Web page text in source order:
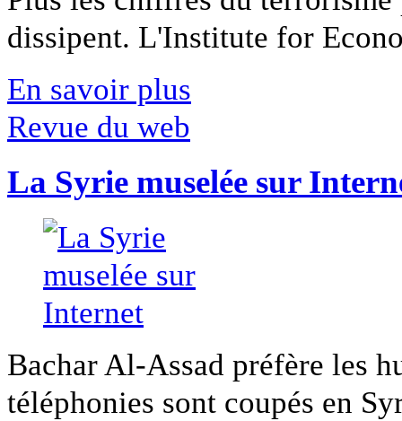
dissipent. L'Institute for
En savoir plus
Revue du web
La Syrie muselée sur
Bachar Al-Assad préfère les
téléphonies sont coupés en